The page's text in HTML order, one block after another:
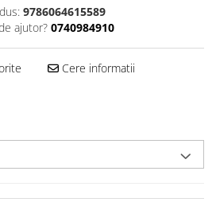
9786064615589
ajutor? 0740984910
Cere informatii